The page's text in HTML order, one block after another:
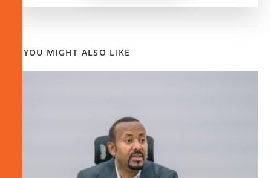
YOU MIGHT ALSO LIKE